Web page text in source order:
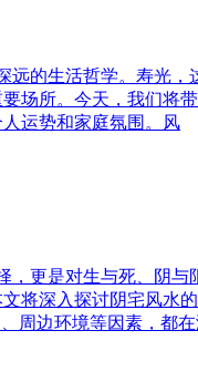
的生活哲学。寿光
场所。今天，我们将
运势和家庭氛围。风
更是对生与死、阴
将深入探讨阴宅风水
周边环境等因素，都